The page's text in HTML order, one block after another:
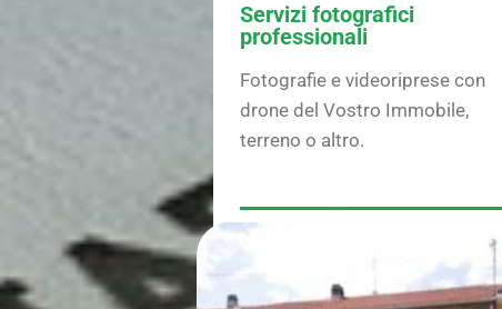
Servizi fotografici
professionali
Fotografie e videoriprese con
drone del Vostro Immobile,
terreno o altro.